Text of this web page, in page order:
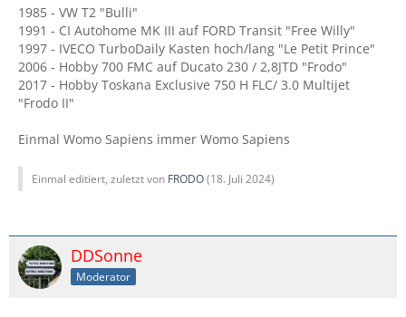
1985 - VW T2 "Bulli"
1991 - CI Autohome MK III auf FORD Transit "Free Willy"
1997 - IVECO TurboDaily Kasten hoch/lang "Le Petit Prince"
2006 - Hobby 700 FMC auf Ducato 230 / 2,8JTD "Frodo"
2017 - Hobby Toskana Exclusive 750 H FLC/ 3.0 Multijet
"Frodo II"
Einmal Womo Sapiens immer Womo Sapiens
Einmal editiert, zuletzt von FRODO(18. Juli 2024)
DDSonne
Moderator